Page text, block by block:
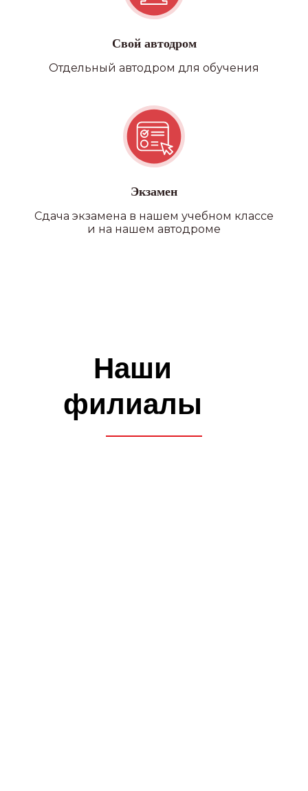
Свой автодром
Отдельный автодром для обучения
Экзамен
Сдача экзамена в нашем учебном классе
и на нашем автодроме
Предоставление автобуса
на экзаменах в автошколе
Возможность прохождения
водительской медицинской
комиссии на филиале
ВСЕ В ОДНОМ МЕСТЕ